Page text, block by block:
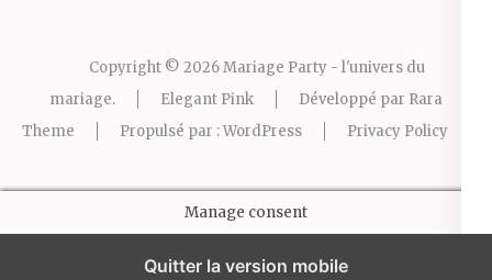
Copyright © 2026Mariage Party - l'univers du
mariage. Elegant Pink Développé par Rara
Theme
Propulsé par :WordPress Privacy Policy
Manage consent
Quitter la version mobile